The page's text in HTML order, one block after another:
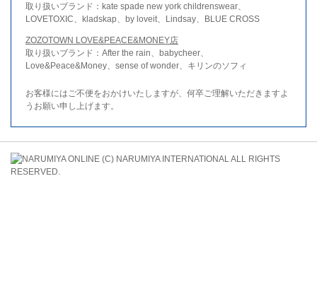
取り扱いブランド：kate spade new york childrenswear、
LOVETOXIC、kladskap、by loveit、Lindsay、BLUE CROSS
ZOZOTOWN LOVE&PEACE&MONEY店
取り扱いブランド：After the rain、babycheer、
Love&Peace&Money、sense of wonder、キリンのソフィ
お客様にはご不便をおかけいたしますが、何卒ご理解いただきますよ
うお願い申し上げます。